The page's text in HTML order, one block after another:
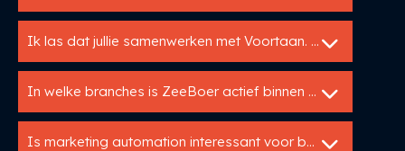
Ik las dat jullie samenwerken met Voortaan. Wat is dat?
In welke branches is ZeeBoer actief binnen de bouwsector?
Is marketing automation interessant voor bouwfabrikanten?